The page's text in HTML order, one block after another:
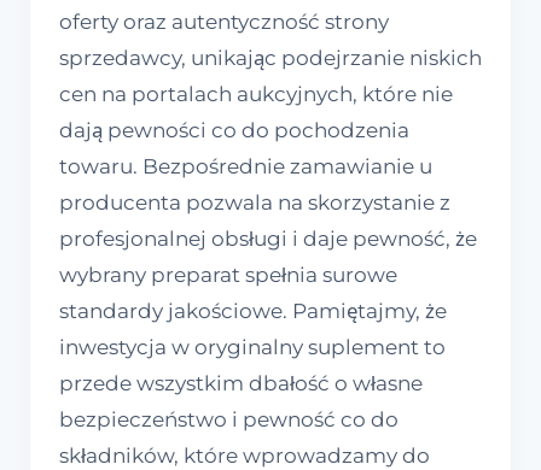
oferty oraz autentyczność strony
sprzedawcy, unikając podejrzanie niskich
cen na portalach aukcyjnych, które nie
dają pewności co do pochodzenia
towaru. Bezpośrednie zamawianie u
producenta pozwala na skorzystanie z
profesjonalnej obsługi i daje pewność, że
wybrany preparat spełnia surowe
standardy jakościowe. Pamiętajmy, że
inwestycja w oryginalny suplement to
przede wszystkim dbałość o własne
bezpieczeństwo i pewność co do
składników, które wprowadzamy do